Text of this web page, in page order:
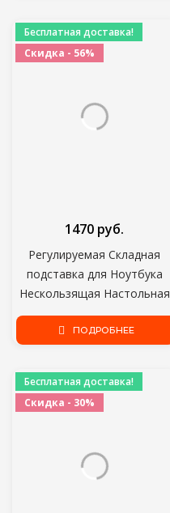
Солнцезащитные Очки
Водительские Очки
Бесплатная доставка!
Скидка - 56%
Регулируемая Складная
подставка для Ноутбука
Нескользящая Настольная
Подставка Для Ноутбука
Подставка для Ноутбука sFor
Pro DELL HP
1470 руб.
ПОДРОБНЕЕ
Бесплатная доставка!
Скидка - 30%